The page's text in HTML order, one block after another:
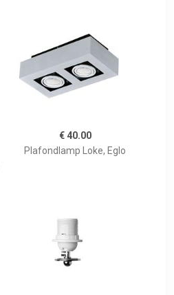
€ 40.00
Plafondlamp Loke, Eglo